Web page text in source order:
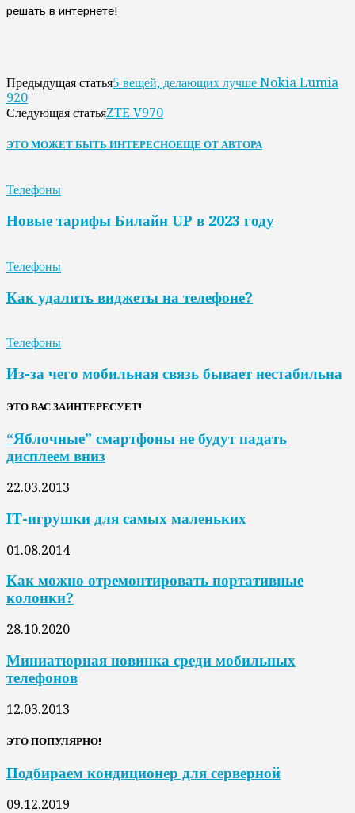
решать в интернете!
Предыдущая статья5 вещей, делающих лучше Nokia Lumia
920
Следующая статьяZTE V970
ЭТО МОЖЕТ БЫТЬ ИНТЕРЕСНОЕЩЕ ОТ АВТОРА
Телефоны
Новые тарифы Билайн UP в 2023 году
Телефоны
Как удалить виджеты на телефоне?
Телефоны
Из-за чего мобильная связь бывает нестабильна
ЭТО ВАС ЗАИНТЕРЕСУЕТ!
“Яблочные” смартфоны не будут падать
дисплеем вниз
22.03.2013
IT-игрушки для самых маленьких
01.08.2014
Как можно отремонтировать портативные
колонки?
28.10.2020
Миниатюрная новинка среди мобильных
телефонов
12.03.2013
ЭТО ПОПУЛЯРНО!
Подбираем кондиционер для серверной
09.12.2019